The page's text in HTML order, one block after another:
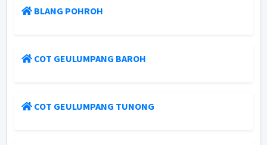
BLANG POHROH
COT GEULUMPANG BAROH
COT GEULUMPANG TUNONG